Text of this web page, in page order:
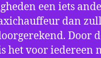
een iets
dan
Door
het voor iedereen